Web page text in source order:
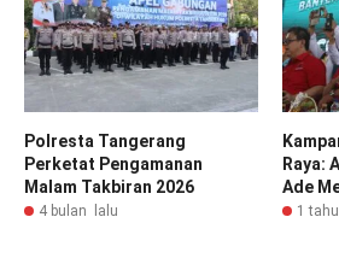
Polresta Tangerang
Perketat Pengamanan
Malam Takbiran 2026
4 bulan lalu
Raya:
Ade
1